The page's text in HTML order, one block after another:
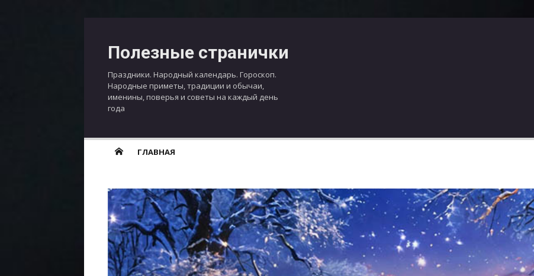
Полезные странички
Праздники. Народный календарь. Гороскоп.
Народные приметы, традиции и обычаи,
именины, поверья и советы на каждый день
года
ГЛАВНАЯ